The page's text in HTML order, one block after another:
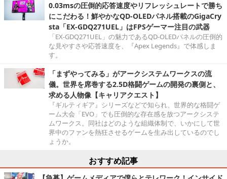
0.03msの圧倒的応答速度やリフレッシュレートで勝ち
にこだわる！鮮やかなQD-OLEDパネル搭載のGigaCry
sta「EX-GDQ271UEL」はFPSゲーマー注目の武器
「EX-GDQ271UEL」の魅力であるQD-OLEDパネルの圧倒的
な見やすさや応答速度を、『Apex Legends』で体感しま
す。
「まずやってみる」がアークシステムワークスの流
儀。世界を席巻する2.5D格闘ゲームの開発の裏側と、
求める人物像【キャリアクエスト】
『ギルティギア』シリーズなどで知られ、世界的な格闘ゲ
ーム大会「EVO」でも圧倒的な存在感を放つアークシステ
ムワークス。同社はどのような組織体制で、いかにして世
界中のファンを熱狂させるゲームを生み出しているのでし
ょうか。
おすすめ記事